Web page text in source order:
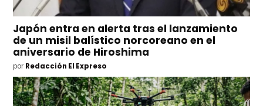
Japón entra en alerta tras el lanzamiento
de un misil balístico norcoreano en el
aniversario de Hiroshima
por Redacción El Expreso